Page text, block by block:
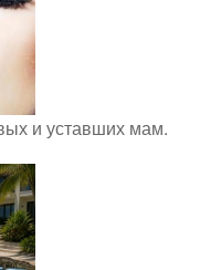
и уставших мам.